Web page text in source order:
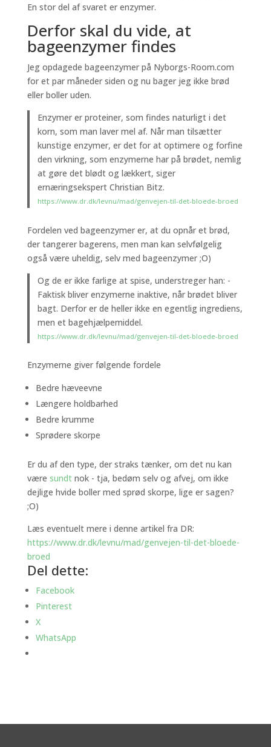
En stor del af svaret er enzymer.
Derfor skal du vide, at
bageenzymer findes
Jeg opdagede bageenzymer på Nyborgs-Room.com
for et par måneder siden og nu bager jeg ikke brød
eller boller uden.
Enzymer er proteiner, som findes naturligt i det
korn, som man laver mel af. Når man tilsætter
kunstige enzymer, er det for at optimere og forfine
den virkning, som enzymerne har på brødet, nemlig
at gøre det blødt og lækkert, siger
ernæringsekspert Christian Bitz.
https://www.dr.dk/levnu/mad/genvejen-til-det-bloede-broed
Fordelen ved bageenzymer er, at du opnår et brød,
der tangerer bagerens, men man kan selvfølgelig
også være uheldig, selv med bageenzymer ;O)
Og de er ikke farlige at spise, understreger han: -
Faktisk bliver enzymerne inaktive, når brødet bliver
bagt. Derfor er de heller ikke en egentlig ingrediens,
men et bagehjælpemiddel.
https://www.dr.dk/levnu/mad/genvejen-til-det-bloede-broed
Enzymerne giver følgende fordele
Bedre hæveevne
Længere holdbarhed
Bedre krumme
Sprødere skorpe
Er du af den type, der straks tænker, om det nu kan
være sundtnok - tja, bedøm selv og afvej, om ikke
dejlige hvide boller med sprød skorpe, lige er sagen?
;O)
Læs eventuelt mere i denne artikel fra DR:
https://www.dr.dk/levnu/mad/genvejen-til-det-bloede-
broed
Del dette:
Facebook
Pinterest
X
WhatsApp